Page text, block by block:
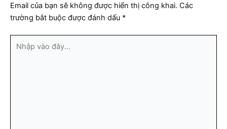
Email của bạn sẽ không được hiển thị công khai. Các
trường bắt buộc được đánh dấu *